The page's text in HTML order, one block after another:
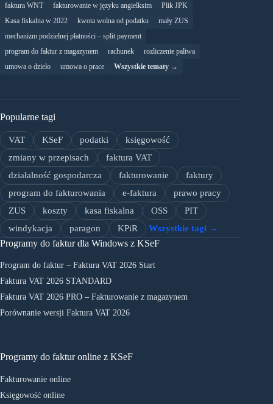
faktura WNT
fakturowanie w języku angielksim
Plik JPK
Kasa fiskalna w 2022
kwota wolna od podatku
mały ZUS
mechanizm podzielnej płatności – split payment
program do faktur z magazynem
rachunek
rozliczenie paliwa
umowa o dzieło
umowa o prace Wszystkie tematy →
Popularne tagi
VAT KSeF podatki
księgowość
zmiany w przepisach
faktura VAT
działalność gospodarcza
fakturowanie
faktury
program do fakturowania
e-faktura
prawo pracy
ZUS
koszty kasa fiskalna OSS
PIT
windykacja
paragon KPiR Wszystkie tagi →
Programy do faktur dla Windows z KSeF
Program do faktur – Faktura VAT 2026 Start
Faktura VAT 2026 STANDARD
Faktura VAT 2026 PRO – Fakturowanie z magazynem
Porównanie wersji Faktura VAT 2026
Programy do faktur online z KSeF
Fakturowanie online
Księgowość online